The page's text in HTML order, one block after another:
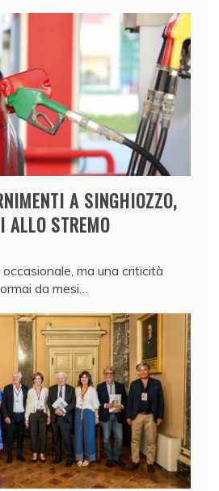
A SINGHIOZZO,
ALLO STREMO
ma una criticità
da mesi…